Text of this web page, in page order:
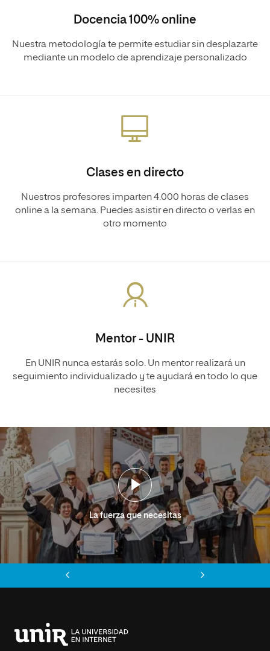
Docencia 100% online
Nuestra metodología te permite estudiar sin desplazarte
mediante un modelo de aprendizaje personalizado
Clases en directo
Nuestros profesores imparten 4.000 horas de clases
online a la semana. Puedes asistir en directo o verlas en
otro momento
Mentor - UNIR
En UNIR nunca estarás solo. Un mentor realizará un
seguimiento individualizado y te ayudará en todo lo que
necesites
La fuerza que necesitas